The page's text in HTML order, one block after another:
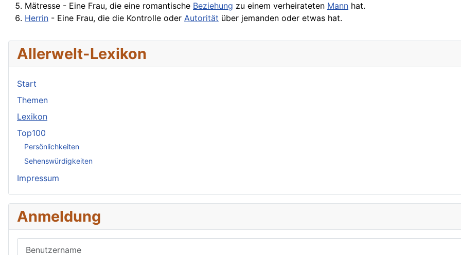
Mätresse - Eine Frau, die eine romantische Beziehung zu einem verheirateten Mann hat.
Herrin - Eine Frau, die die Kontrolle oder Autorität über jemanden oder etwas hat.
Allerwelt-Lexikon
Start
Themen
Lexikon
Top100
Persönlichkeiten
Sehenswürdigkeiten
Impressum
Anmeldung